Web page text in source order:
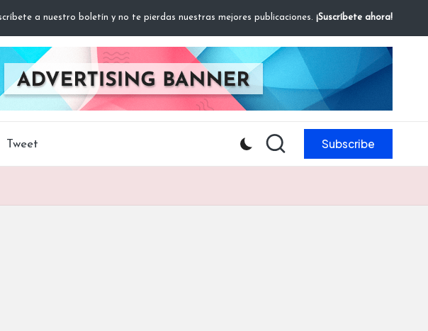
a nuestro boletín y no te pierdas nuestras mejores publicaciones. ¡Suscríbete ahora!
Tweet Subscribe